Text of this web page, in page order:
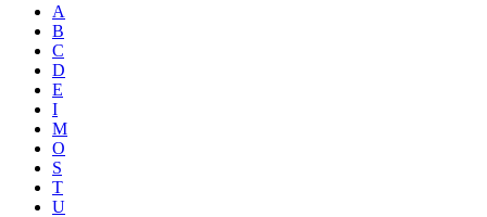
A
B
C
D
E
I
M
O
S
T
U